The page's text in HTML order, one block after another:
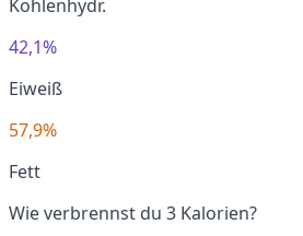
Kohlenhydr.
42,1%
Eiweiß
57,9%
Fett
Wie verbrennst du 3 Kalorien?